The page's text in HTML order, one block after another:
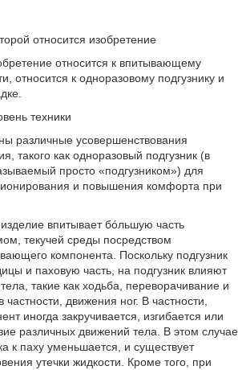
относится изобретение
относится к впитывающему
относится к одноразовому подгузнику и
техники
различные усовершенствования
такого как одноразовый подгузник (в
просто «подгузником») для
и повышения комфорта при
впитывает бóльшую часть
текучей среды посредством
компонента. Поскольку подгузник
и паховую часть, на подгузник влияют
такие как ходьба, переворачивание и
движения ног. В частности,
иногда закручивается, изгибается или
различных движений тела. В этом случае
к паху уменьшается, и существует
утечки жидкости. Кроме того, при